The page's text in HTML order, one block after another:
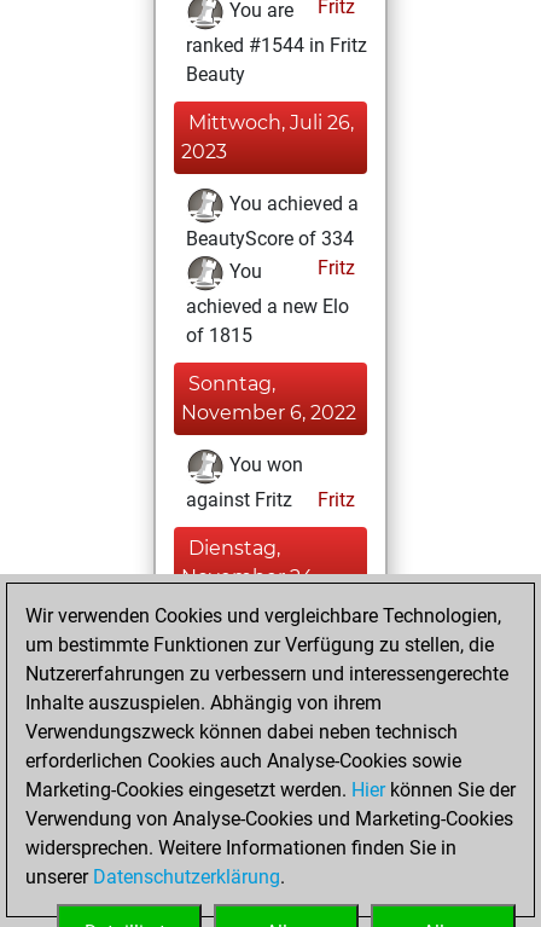
Fritz
You are
ranked #1544 in Fritz
Beauty
Mittwoch, Juli 26,
2023
You achieved a
BeautyScore of 334
Fritz
You
achieved a new Elo
of 1815
Sonntag,
November 6, 2022
You won
against Fritz
Fritz
Dienstag,
November 24,
2020
You created
your Fritz account
Fritz
Montag,
Dezember 14, 2015
You played 4
blitz games
Play
You scored +2
Wir verwenden Cookies und vergleichbare Technologien,
um bestimmte Funktionen zur Verfügung zu stellen, die
Nutzererfahrungen zu verbessern und interessengerechte
Inhalte auszuspielen. Abhängig von ihrem
Verwendungszweck können dabei neben technisch
erforderlichen Cookies auch Analyse-Cookies sowie
Marketing-Cookies eingesetzt werden. Hierkönnen Sie der
Verwendung von Analyse-Cookies und Marketing-Cookies
widersprechen. Weitere Informationen finden Sie in
unserer Datenschutzerklärung.